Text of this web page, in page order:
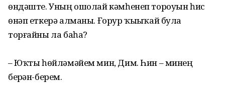
өндәште. Уның ошолай кәмһенеп тороуын һис
өнәп еткерә алманы. Ғорур ҡыҙыҡай була
торғайны ла баһа?
– Юҡты һөйләмәйем мин, Дим. Һин – минең
берҙән-берем.